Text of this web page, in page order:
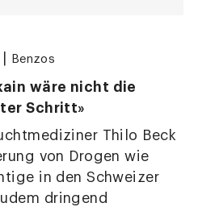
Benzos
wäre nicht die
Schritt»
Thilo Beck
von Drogen wie
in den Schweizer
dringend